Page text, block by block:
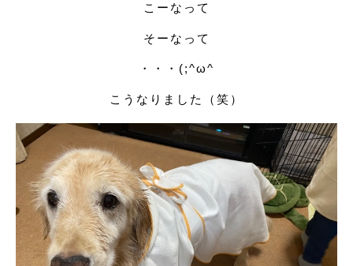
こーなって
そーなって
・・・(;^ω^
こうなりました（笑）